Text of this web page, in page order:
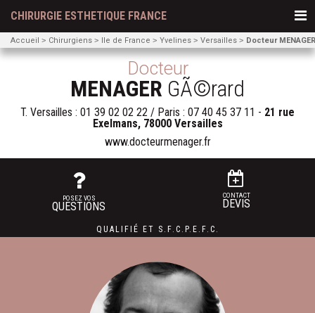
CHIRURGIE ESTHETIQUE FRANCE
Accueil Chirurgiens Ile de France Yvelines Versailles Docteur
Docteur
MENAGER GÃ©rard
T. Versailles : 01 39 02 02 22 / Paris : 07 40 45 37 11 - 21 rue
Exelmans, 78000 Versailles
www.docteurmenager.fr
POSEZ VOS
QUESTIONS
CONTACT
DEVIS
QUALIFIÉ ET S.F.C.P.E.F.C.